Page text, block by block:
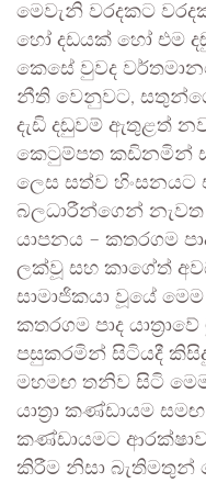
මෙවැනි වරදකට
හෝ දඩයක් හෝ එම
කෙසේ වුවද
නීති වෙනුවට,
දැඩි දඬුවම් ඇතුළත්
කෙටුම්පත කඩිනමින්
ලෙස සත්ව හිංසනයට
බලධාරීන්ගෙන් නැවත
යාපනය – කතරගම
ලක්වූ සහ කාගේත්
සාමාජිකයා වූයේ මෙම
කතරගම පාද
පසුකරමින් සිටියදී
මහමඟ තනිව සිටි මෙම
යාත්‍රා කණ්ඩායම
කණ්ඩායමට
කිරීම නිසා බැතිමතුන්